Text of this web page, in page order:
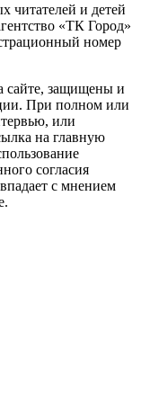
читателей и детей
«ТК Город»
номер
сайте, защищены и
При полном или
или
на главную
согласия
с мнением